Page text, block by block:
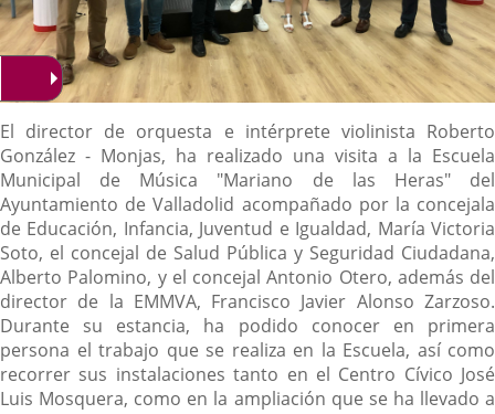
Descripción
El director de orquesta e intérprete violinista Roberto
González - Monjas, ha realizado una visita a la Escuela
Municipal de Música "Mariano de las Heras" del
Ayuntamiento de Valladolid acompañado por la concejala
de Educación, Infancia, Juventud e Igualdad, María Victoria
Soto, el concejal de Salud Pública y Seguridad Ciudadana,
Alberto Palomino, y el concejal Antonio Otero, además del
director de la EMMVA, Francisco Javier Alonso Zarzoso.
Durante su estancia, ha podido conocer en primera
persona el trabajo que se realiza en la Escuela, así como
recorrer sus instalaciones tanto en el Centro Cívico José
Luis Mosquera, como en la ampliación que se ha llevado a